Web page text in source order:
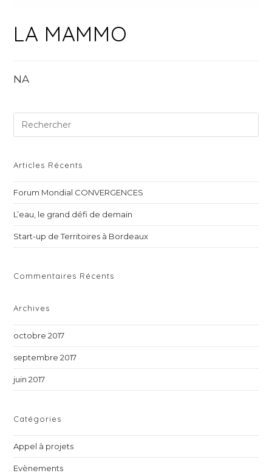
LA MAMMO
NA
Articles Récents
Forum Mondial CONVERGENCES
L’eau, le grand défi de demain
Start-up de Territoires à Bordeaux
Commentaires Récents
Archives
octobre 2017
septembre 2017
juin 2017
Catégories
Appel à projets
Evènements